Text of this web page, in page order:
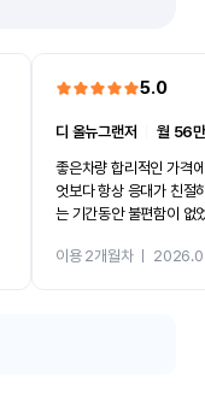
5.0
디 올뉴그랜저 ㅣ월 56
좋은차량 합리적인 가격
엇보다 항상 응대가 친절
는 기간동안 불편함이 없
카 렌트 고민없이 강추합
이용 2개월차ㅣ